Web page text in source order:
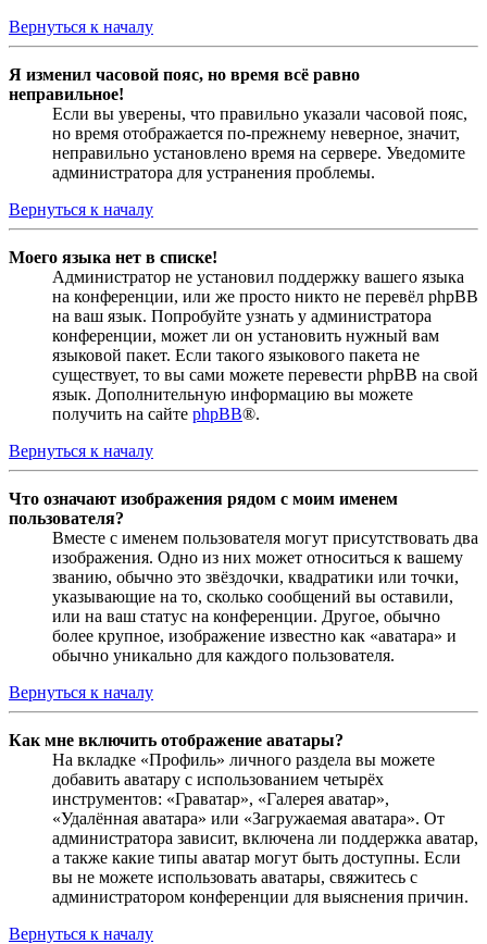
Вернуться к началу
Я изменил часовой пояс, но время всё равно
неправильное!
Если вы уверены, что правильно указали часовой пояс,
но время отображается по-прежнему неверное, значит,
неправильно установлено время на сервере. Уведомите
администратора для устранения проблемы.
Вернуться к началу
Моего языка нет в списке!
Администратор не установил поддержку вашего языка
на конференции, или же просто никто не перевёл phpBB
на ваш язык. Попробуйте узнать у администратора
конференции, может ли он установить нужный вам
языковой пакет. Если такого языкового пакета не
существует, то вы сами можете перевести phpBB на свой
язык. Дополнительную информацию вы можете
получить на сайте phpBB®.
Вернуться к началу
Что означают изображения рядом с моим именем
пользователя?
Вместе с именем пользователя могут присутствовать два
изображения. Одно из них может относиться к вашему
званию, обычно это звёздочки, квадратики или точки,
указывающие на то, сколько сообщений вы оставили,
или на ваш статус на конференции. Другое, обычно
более крупное, изображение известно как «аватара» и
обычно уникально для каждого пользователя.
Вернуться к началу
Как мне включить отображение аватары?
На вкладке «Профиль» личного раздела вы можете
добавить аватару с использованием четырёх
инструментов: «Граватар», «Галерея аватар»,
«Удалённая аватара» или «Загружаемая аватара». От
администратора зависит, включена ли поддержка аватар,
а также какие типы аватар могут быть доступны. Если
вы не можете использовать аватары, свяжитесь с
администратором конференции для выяснения причин.
Вернуться к началу